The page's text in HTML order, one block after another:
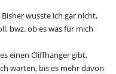
wusste ich gar nicht,
bwz. ob es was für mich
einen Cliffhanger gibt,
warten, bis es mehr davon